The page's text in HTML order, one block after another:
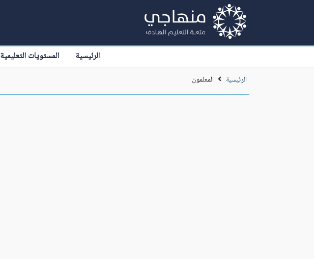
الرئيسية المستويات التعليمية
الرئيسية المعلمون